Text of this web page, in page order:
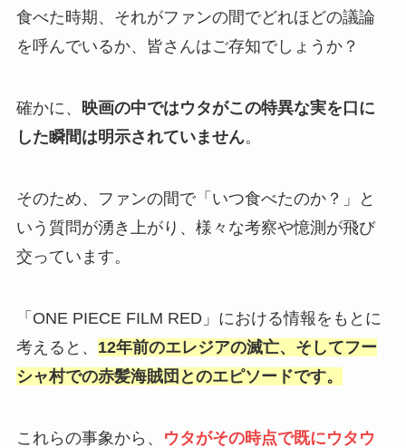
食べた時期、それがファンの間でどれほどの議論
を呼んでいるか、皆さんはご存知でしょうか？
確かに、 映画の中ではウタがこの特異な実を口に
した瞬間は明示されていません。
そのため、ファンの間で「いつ食べたのか？」と
いう質問が湧き上がり、様々な考察や憶測が飛び
交っています。
「ONE PIECE FILM RED」における情報をもとに
考えると、 12年前のエレジアの滅亡、そしてフー
シャ村での赤髪海賊団とのエピソードです。
これらの事象から、
ウタがその時点で既にウタウ